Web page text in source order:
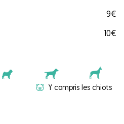
9€
10€
Y compris les chiots